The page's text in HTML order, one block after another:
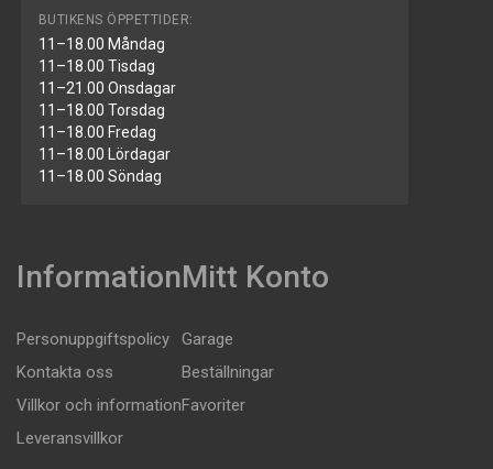
BUTIKENS ÖPPETTIDER:
11–18.00 Måndag
11–18.00 Tisdag
11–21.00 Onsdagar
11–18.00 Torsdag
11–18.00 Fredag
11–18.00 Lördagar
11–18.00 Söndag
Information
Personuppgiftspolicy
Kontakta oss
Villkor och information
Leveransvillkor
Mitt Konto
Garage
Beställningar
Favoriter